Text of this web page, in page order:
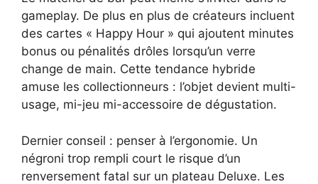
gameplay. De plus en plus de créateurs incluent
des cartes « Happy Hour » qui ajoutent minutes
bonus ou pénalités drôles lorsqu’un verre
change de main. Cette tendance hybride
amuse les collectionneurs : l’objet devient multi-
usage, mi-jeu mi-accessoire de dégustation.
Dernier conseil : penser à l’ergonomie. Un
négroni trop rempli court le risque d’un
renversement fatal sur un plateau Deluxe. Les